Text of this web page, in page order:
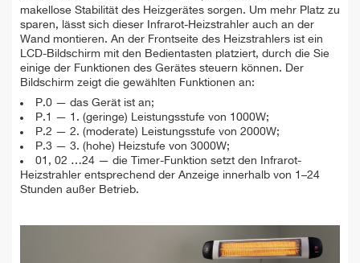
makellose Stabilität des Heizgerätes sorgen. Um mehr Platz zu
sparen, lässt sich dieser Infrarot-Heizstrahler auch an der
Wand montieren. An der Frontseite des Heizstrahlers ist ein
LCD-Bildschirm mit den Bedientasten platziert, durch die Sie
einige der Funktionen des Gerätes steuern können. Der
Bildschirm zeigt die gewählten Funktionen an:
P.0 — das Gerät ist an;
P.1 — 1. (geringe) Leistungsstufe von 1000W;
P.2 — 2. (moderate) Leistungsstufe von 2000W;
P.3 — 3. (hohe) Heizstufe von 3000W;
01, 02 …24 — die Timer-Funktion setzt den Infrarot-
Heizstrahler entsprechend der Anzeige innerhalb von 1–24
Stunden außer Betrieb.